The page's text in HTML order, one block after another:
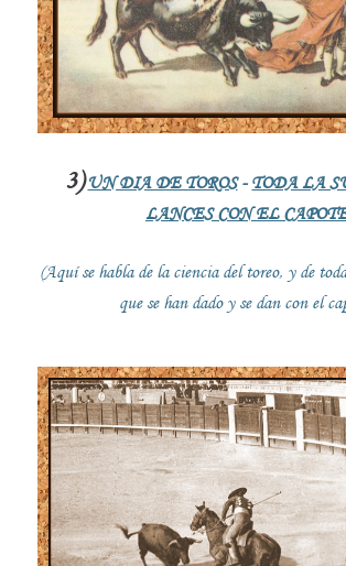
3) UN DIA DE TOROS- TODA LA
LANCES CON EL
(Aquí se habla de la ciencia del toreo, y de
que se han dado y se dan con el